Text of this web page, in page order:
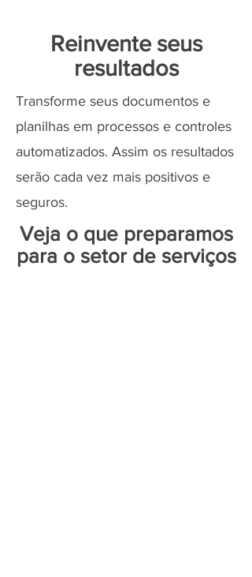
Reinvente seus
resultados
Transforme seus documentos e
planilhas em processos e controles
automatizados. Assim os resultados
serão cada vez mais positivos e
seguros.
Veja o que preparamos
para o setor de serviços